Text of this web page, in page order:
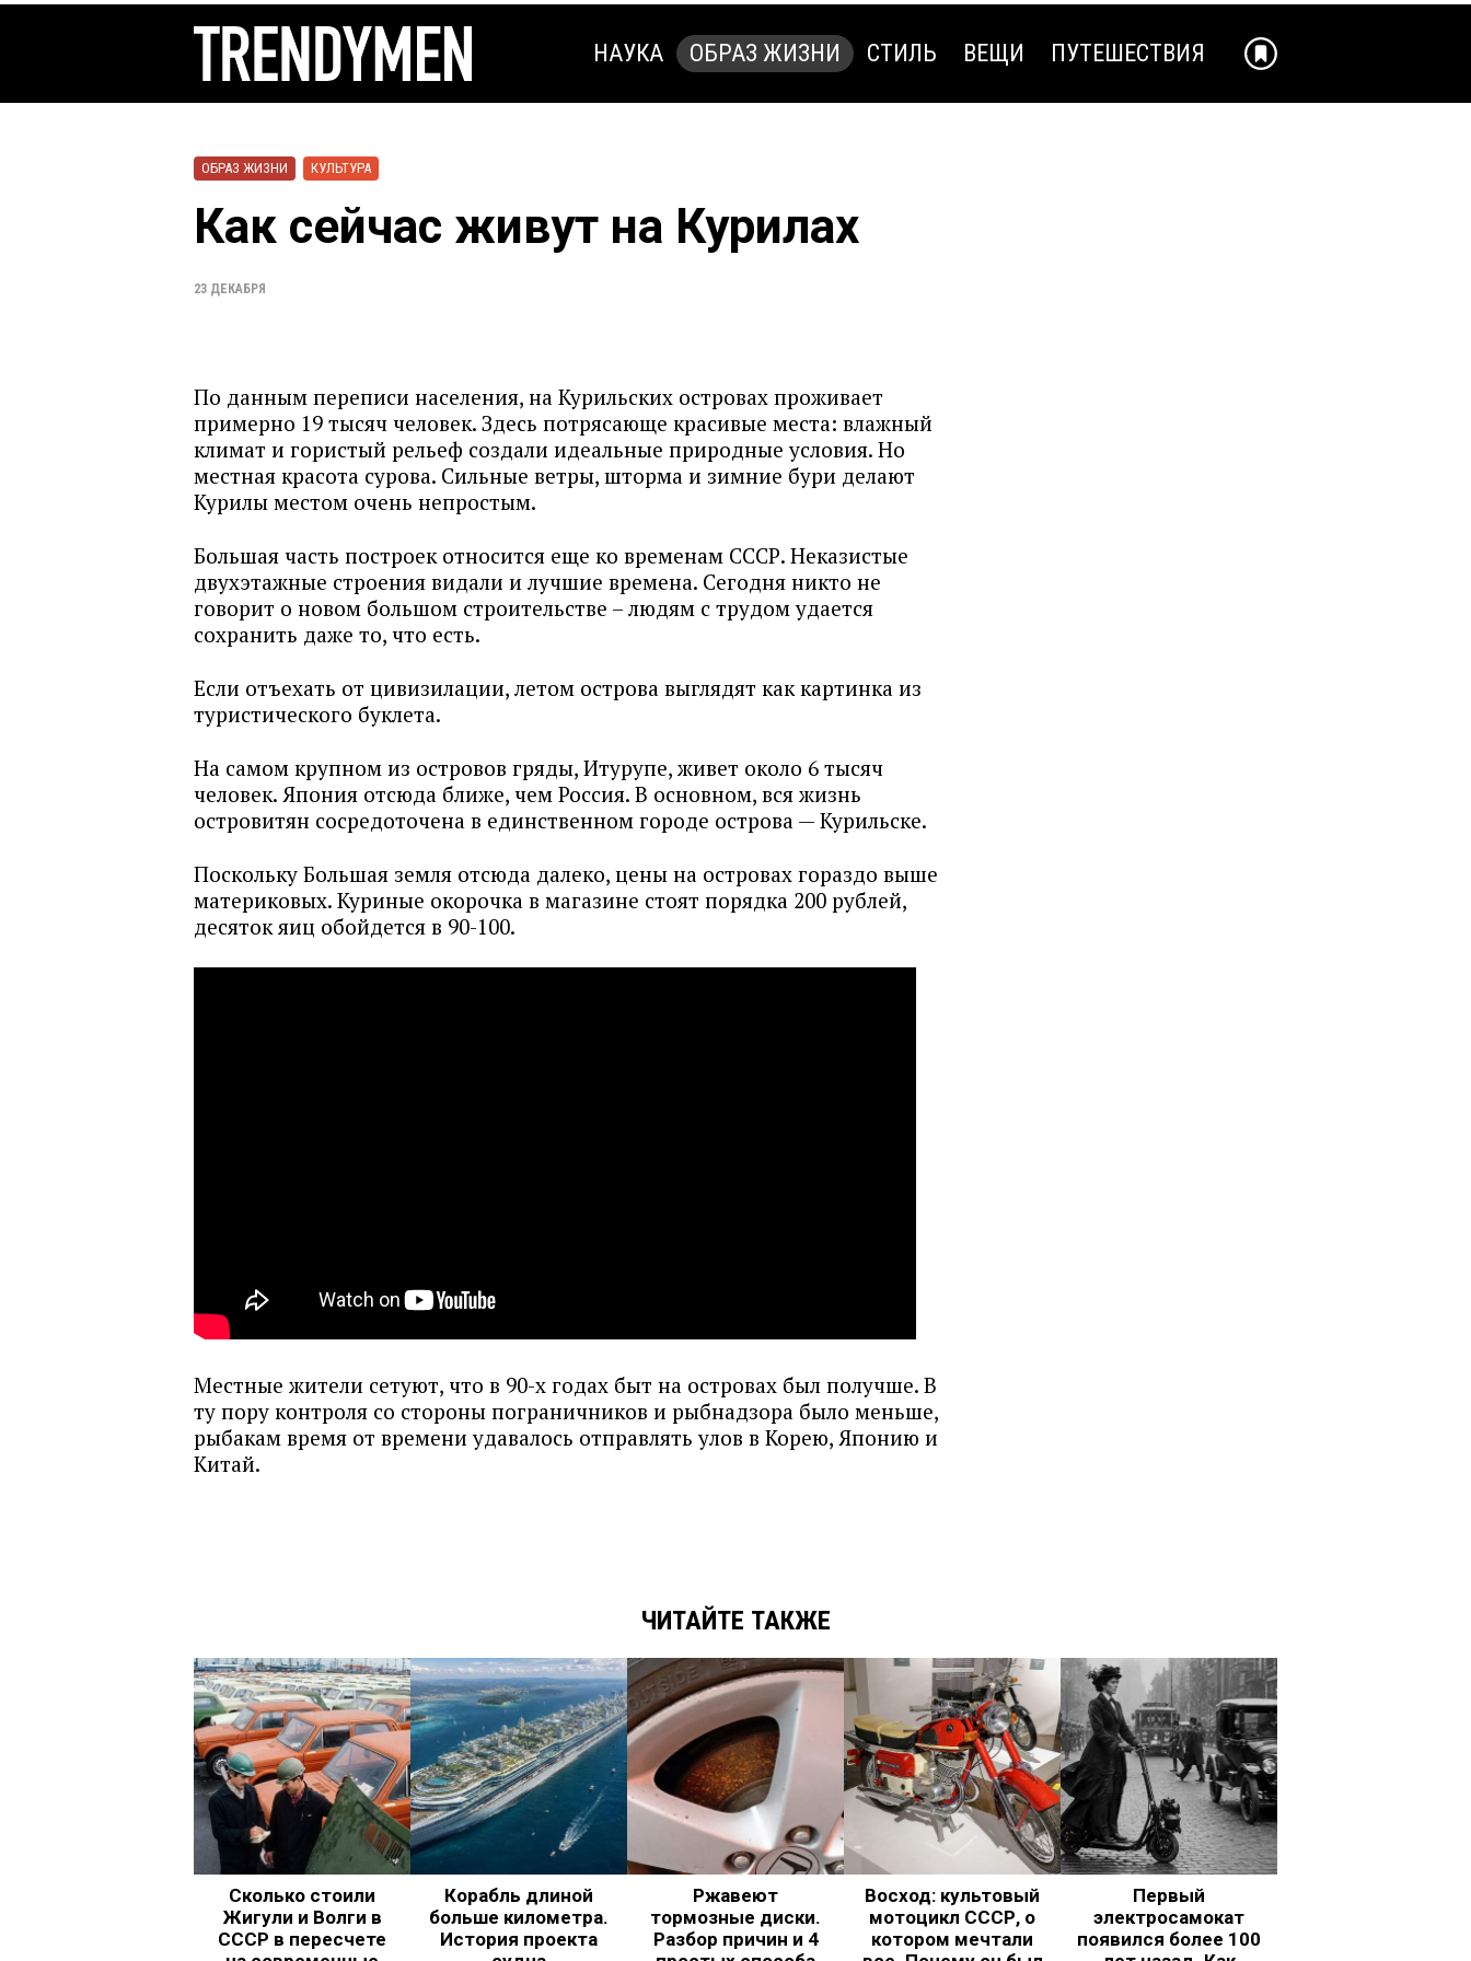
НАУКА ОБРАЗ ЖИЗНИ СТИЛЬ ВЕЩИ ПУТЕШЕСТВИЯ
ОБРАЗ ЖИЗНИ КУЛЬТУРА
Как сейчас живут на Курилах
23 ДЕКАБРЯ
По данным переписи населения, на Курильских островах проживает
примерно 19 тысяч человек. Здесь потрясающе красивые места: влажный
климат и гористый рельеф создали идеальные природные условия. Но
местная красота сурова. Сильные ветры, шторма и зимние бури делают
Курилы местом очень непростым.
Большая часть построек относится еще ко временам СССР. Неказистые
двухэтажные строения видали и лучшие времена. Сегодня никто не
говорит о новом большом строительстве – людям с трудом удается
сохранить даже то, что есть.
Если отъехать от цивизилации, летом острова выглядят как картинка из
туристического буклета.
На самом крупном из островов гряды, Итурупе, живет около 6 тысяч
человек. Япония отсюда ближе, чем Россия. В основном, вся жизнь
островитян сосредоточена в единственном городе острова — Курильске.
Поскольку Большая земля отсюда далеко, цены на островах гораздо выше
материковых. Куриные окорочка в магазине стоят порядка 200 рублей,
десяток яиц обойдется в 90-100.
Местные жители сетуют, что в 90-х годах быт на островах был получше. В
ту пору контроля со стороны пограничников и рыбнадзора было меньше,
рыбакам время от времени удавалось отправлять улов в Корею, Японию и
Китай.
ЧИТАЙТЕ ТАКЖЕ
Сколько стоили
Жигули и Волги в
СССР в пересчете
Корабль длиной
больше километра.
История проекта
Ржавеют
тормозные диски.
Разбор причин и 4
Восход: культовый
мотоцикл СССР, о
котором мечтали
Первый
электросамокат
появился более 100